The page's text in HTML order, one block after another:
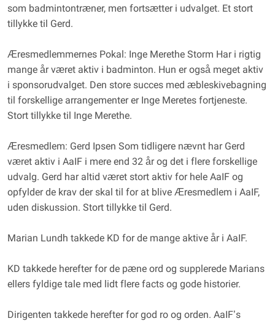
som badmintontræner, men fortsætter i udvalget. Et stort
tillykke til Gerd.
Æresmedlemmernes Pokal: Inge Merethe Storm Har i rigtig
mange år været aktiv i badminton. Hun er også meget aktiv
i sponsorudvalget. Den store succes med æbleskivebagning
til forskellige arrangementer er Inge Meretes fortjeneste.
Stort tillykke til Inge Merethe.
Æresmedlem: Gerd Ipsen Som tidligere nævnt har Gerd
været aktiv i AaIF i mere end 32 år og det i flere forskellige
udvalg. Gerd har altid været stort aktiv for hele AaIF og
opfylder de krav der skal til for at blive Æresmedlem i AaIF,
uden diskussion. Stort tillykke til Gerd.
Marian Lundh takkede KD for de mange aktive år i AaIF.
KD takkede herefter for de pæne ord og supplerede Marians
ellers fyldige tale med lidt flere facts og gode historier.
Dirigenten takkede herefter for god ro og orden. AaIF’s